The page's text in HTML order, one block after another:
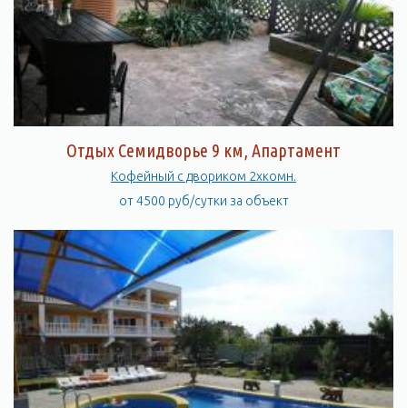
Отдых Семидворье 9 км, Апартамент
Кофейный с двориком 2хкомн.
от 4500 руб/сутки за объект